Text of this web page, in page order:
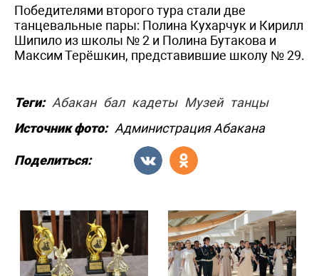
Победителями второго тура стали две
танцевальные пары: Полина Кухарчук и Кирилл
Шипило из школы № 2 и Полина Бутакова и
Максим Терёшкин, представившие школу № 29.
Теги: Абакан бал кадеты Музей танцы
Источник фото: Администрация Абакана
Поделиться: